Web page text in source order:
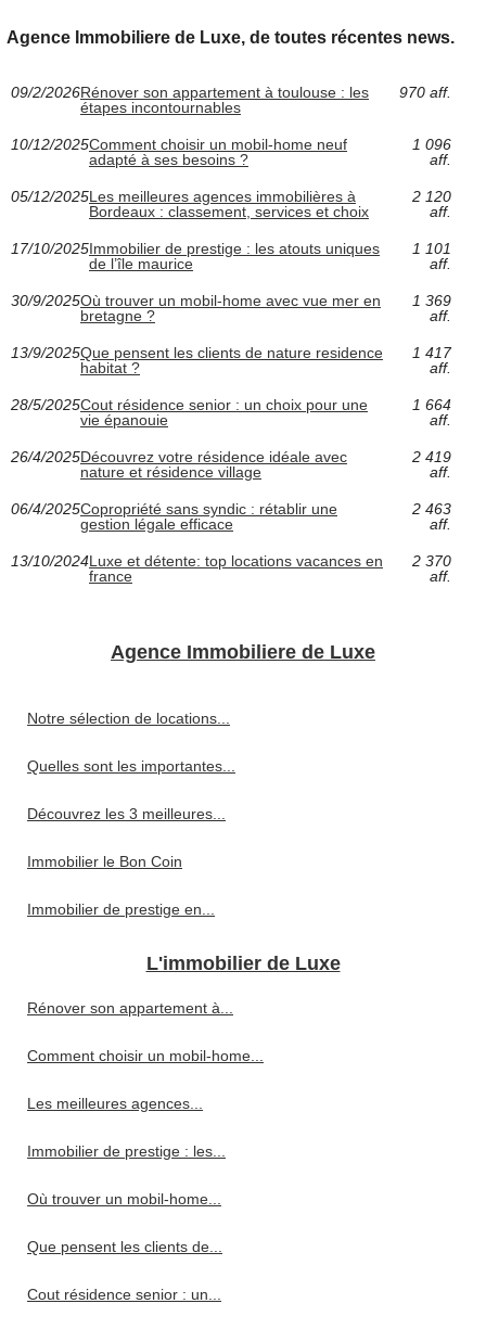
Agence Immobiliere de Luxe, de toutes récentes news.
09/2/2026Rénover son appartement à toulouse : les
étapes incontournables
970 aff.
10/12/2025Comment choisir un mobil-home neuf
adapté à ses besoins ?
1 096
aff.
05/12/2025Les meilleures agences immobilières à
Bordeaux : classement, services et choix
2 120
aff.
17/10/2025Immobilier de prestige : les atouts uniques
de l’île maurice
1 101
aff.
30/9/2025Où trouver un mobil-home avec vue mer en
bretagne ?
1 369
aff.
13/9/2025Que pensent les clients de nature residence
habitat ?
1 417
aff.
28/5/2025Cout résidence senior : un choix pour une
vie épanouie
1 664
aff.
26/4/2025Découvrez votre résidence idéale avec
nature et résidence village
2 419
aff.
06/4/2025Copropriété sans syndic : rétablir une
gestion légale efficace
2 463
aff.
13/10/2024Luxe et détente: top locations vacances en
france
2 370
aff.
Agence Immobiliere de Luxe
Notre sélection de locations...
Quelles sont les importantes...
Découvrez les 3 meilleures...
Immobilier le Bon Coin
Immobilier de prestige en...
L'immobilier de Luxe
Rénover son appartement à...
Comment choisir un mobil-home...
Les meilleures agences...
Immobilier de prestige : les...
Où trouver un mobil-home...
Que pensent les clients de...
Cout résidence senior : un...